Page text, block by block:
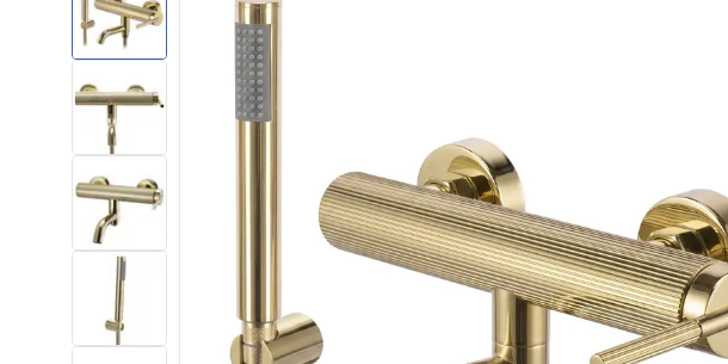
Sprchové dvere
Sprchové vaničky
Sprchové žľaby
Sanitárna keramika
Vaňa so zástenou